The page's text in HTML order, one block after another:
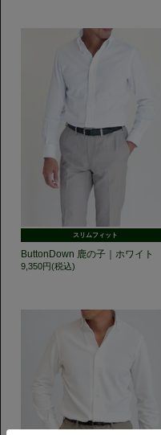
スリムフィット
ButtonDown 鹿の子｜ホワイト
9,350円(税込)